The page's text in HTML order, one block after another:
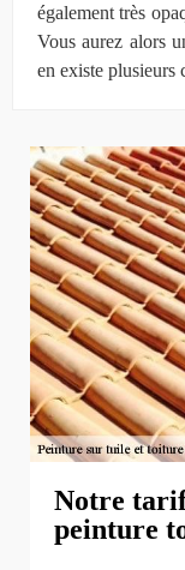
également très
Vous aurez alors
en existe plusieurs
Notre
peinture